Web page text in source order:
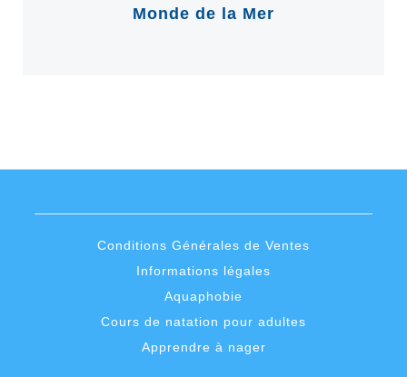
Monde de la Mer
Conditions Générales de Ventes
Informations légales
Aquaphobie
Cours de natation pour adultes
Apprendre à nager